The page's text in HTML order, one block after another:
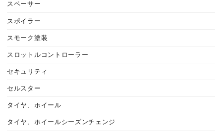
スペーサー
スポイラー
スモーク塗装
スロットルコントローラー
セキュリティ
セルスター
タイヤ、ホイール
タイヤ、ホイールシーズンチェンジ